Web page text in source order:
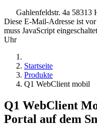
Gahlenfeldstr. 4a 58313
Diese E-Mail-Adresse ist
muss JavaScript
Uhr
Startseite
Produkte
Q1 WebClient mobil
Q1 WebClient
Portal auf dem